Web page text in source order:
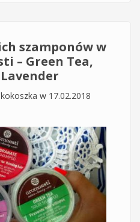
szamponów w
– Green Tea,
w 17.02.2018